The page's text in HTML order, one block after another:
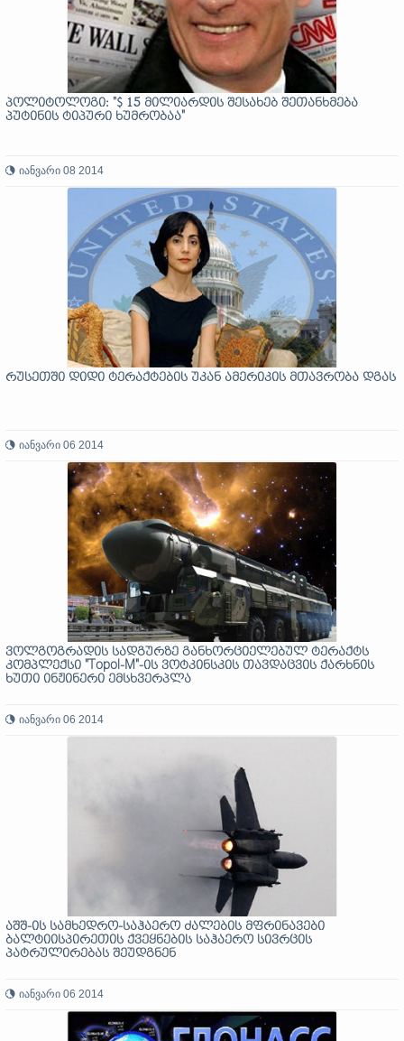
პოლიტოლოგი: "$ 15 მილიარდის შესახებ შეთანხმება
პუტინის ტიპური ხუმრობაა"
იანვარი 08 2014
რუსეთში დიდი ტერაქტების უკან ამერიკის მთავრობა დგას
იანვარი 06 2014
ვოლგოგრადის სადგურზე განხორციელებულ ტერაქტს
კომპლექსი "Topol-M"-ის ვოტკინსკის თავდაცვის ქარხნის
ხუთი ინჟინერი ემსხვერპლა
იანვარი 06 2014
აშშ-ის სამხედრო-საჰაერო ძალების მფრინავები
ბალტიისპირეთის ქვეყნების საჰაერო სივრცის
პატრულირებას შეუდგნენ
იანვარი 06 2014